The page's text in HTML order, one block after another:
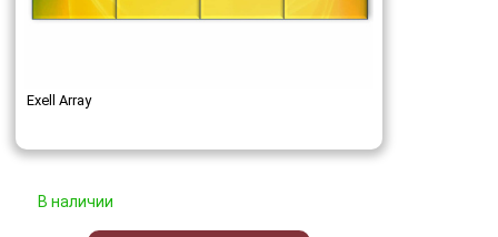
Exell Array
В наличии